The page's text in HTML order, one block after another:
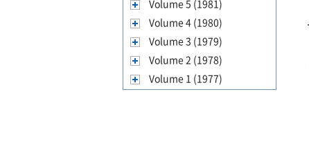
Volume 5 (1981)
Volume 4 (1980)
Volume 3 (1979)
Volume 2 (1978)
Volume 1 (1977)